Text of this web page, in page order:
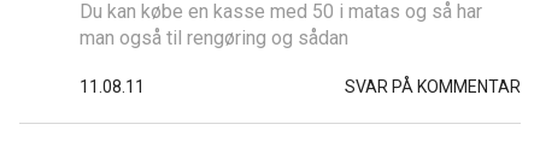
Du kan købe en kasse med 50 i matas og så har
man også til rengøring og sådan
11.08.11 SVAR PÅ KOMMENTAR